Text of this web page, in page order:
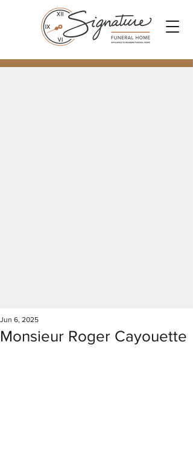
Monsieur Roger Cayouette
Jun 6, 2025